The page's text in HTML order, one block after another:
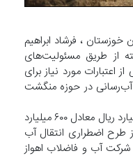
، فرشاد ابراهیم
از طریق مسئولیت‌های
مورد نیاز برای
در حوزه منگشت
وی افزود: بر این اساس، مبلغ ۶ هزار میلیارد ریال معادل ۶۰۰ میلیارد
طرح اضطراری انتقال آب
شرکت آب و فاضلاب اهواز